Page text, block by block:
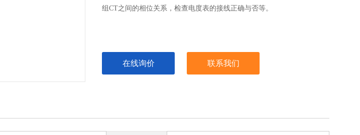
组CT之间的相位关系，检查电度表的接线正确与否等。
在线询价 联系我们